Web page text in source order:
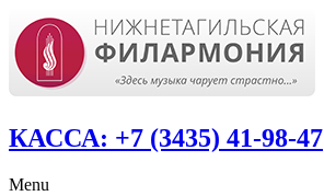
КАССА: +7 (3435) 41-98-47
Menu